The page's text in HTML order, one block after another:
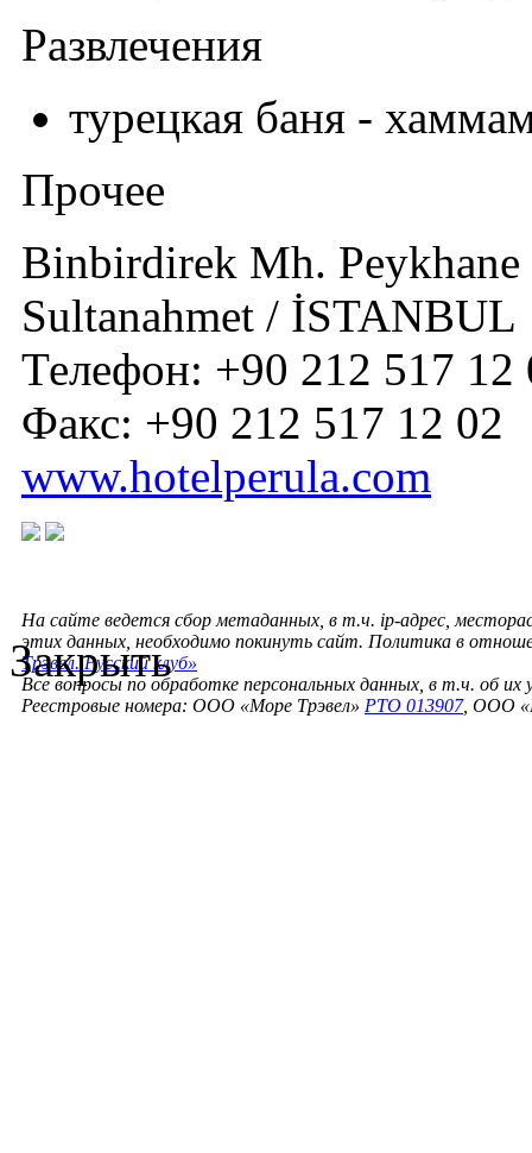
Развлечения
турецкая баня -
Прочее
Binbirdirek Mh.
Sultanahmet / İSTANBUL
Телефон: +90 212 517 12
Факс: +90 212 517 12 02
www.hotelperula.com
На сайте ведется сбор метаданных, в т.ч. ip-адрес,
этих данных, необходимо покинуть сайт. Политика в
Трэвел. Русский клуб»
Все вопросы по обработке персональных данных, в т.ч. об их
Реестровые номера: ООО «Море Трэвел» РТО 013907, ООО
Закрыть